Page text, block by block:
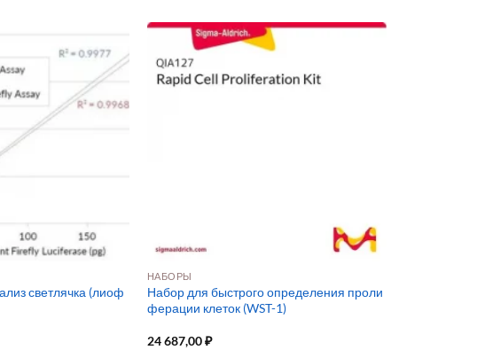
светлячка (лиоф
НАБОРЫ
Набор для быстрого определения проли
ферации клеток (WST-1)
24 687,00₽